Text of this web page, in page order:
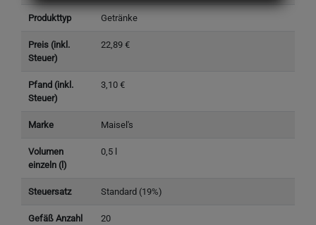
Produkttyp Getränke
Preis (inkl.
Steuer)
22,89 €
Pfand (inkl.
Steuer)
3,10 €
Marke Maisel's
Volumen
einzeln (l)
0,5 l
Steuersatz Standard (19%)
Gefäß Anzahl 20